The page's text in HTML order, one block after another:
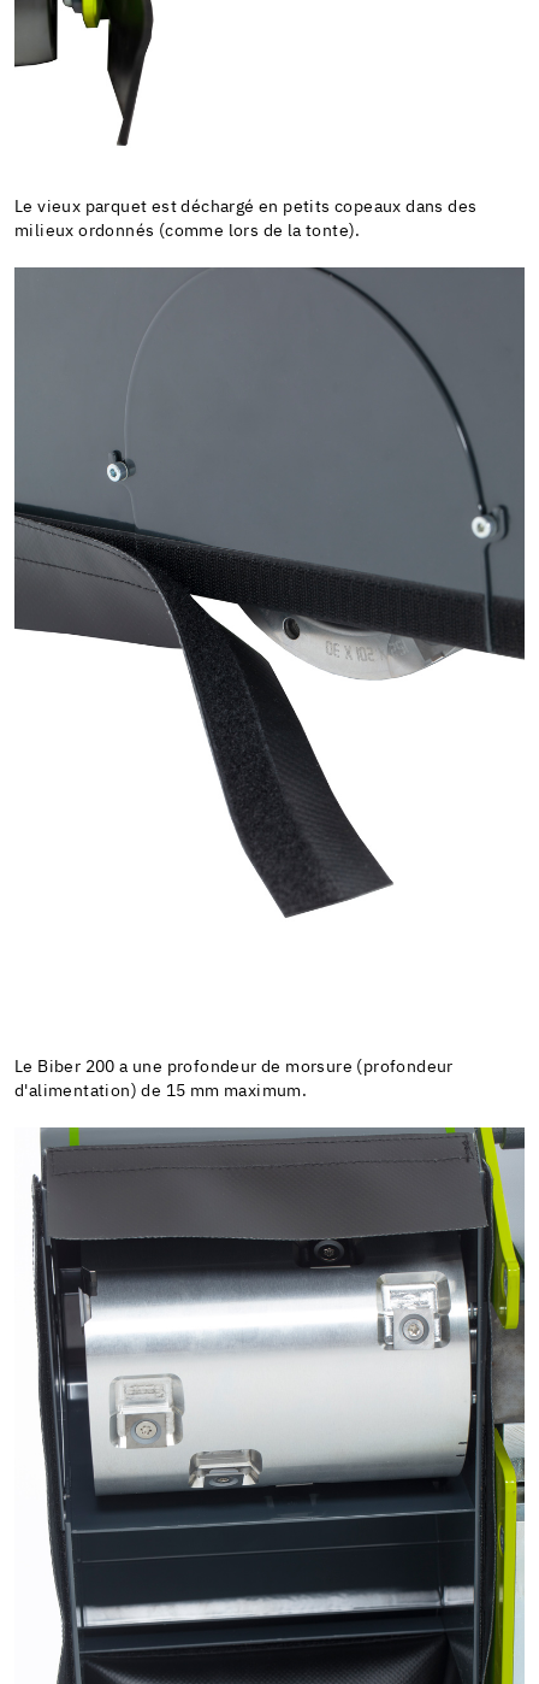
Le vieux parquet est déchargé en petits copeaux dans des
milieux ordonnés (comme lors de la tonte).
Le Biber 200 a une profondeur de morsure (profondeur
d'alimentation) de 15 mm maximum.